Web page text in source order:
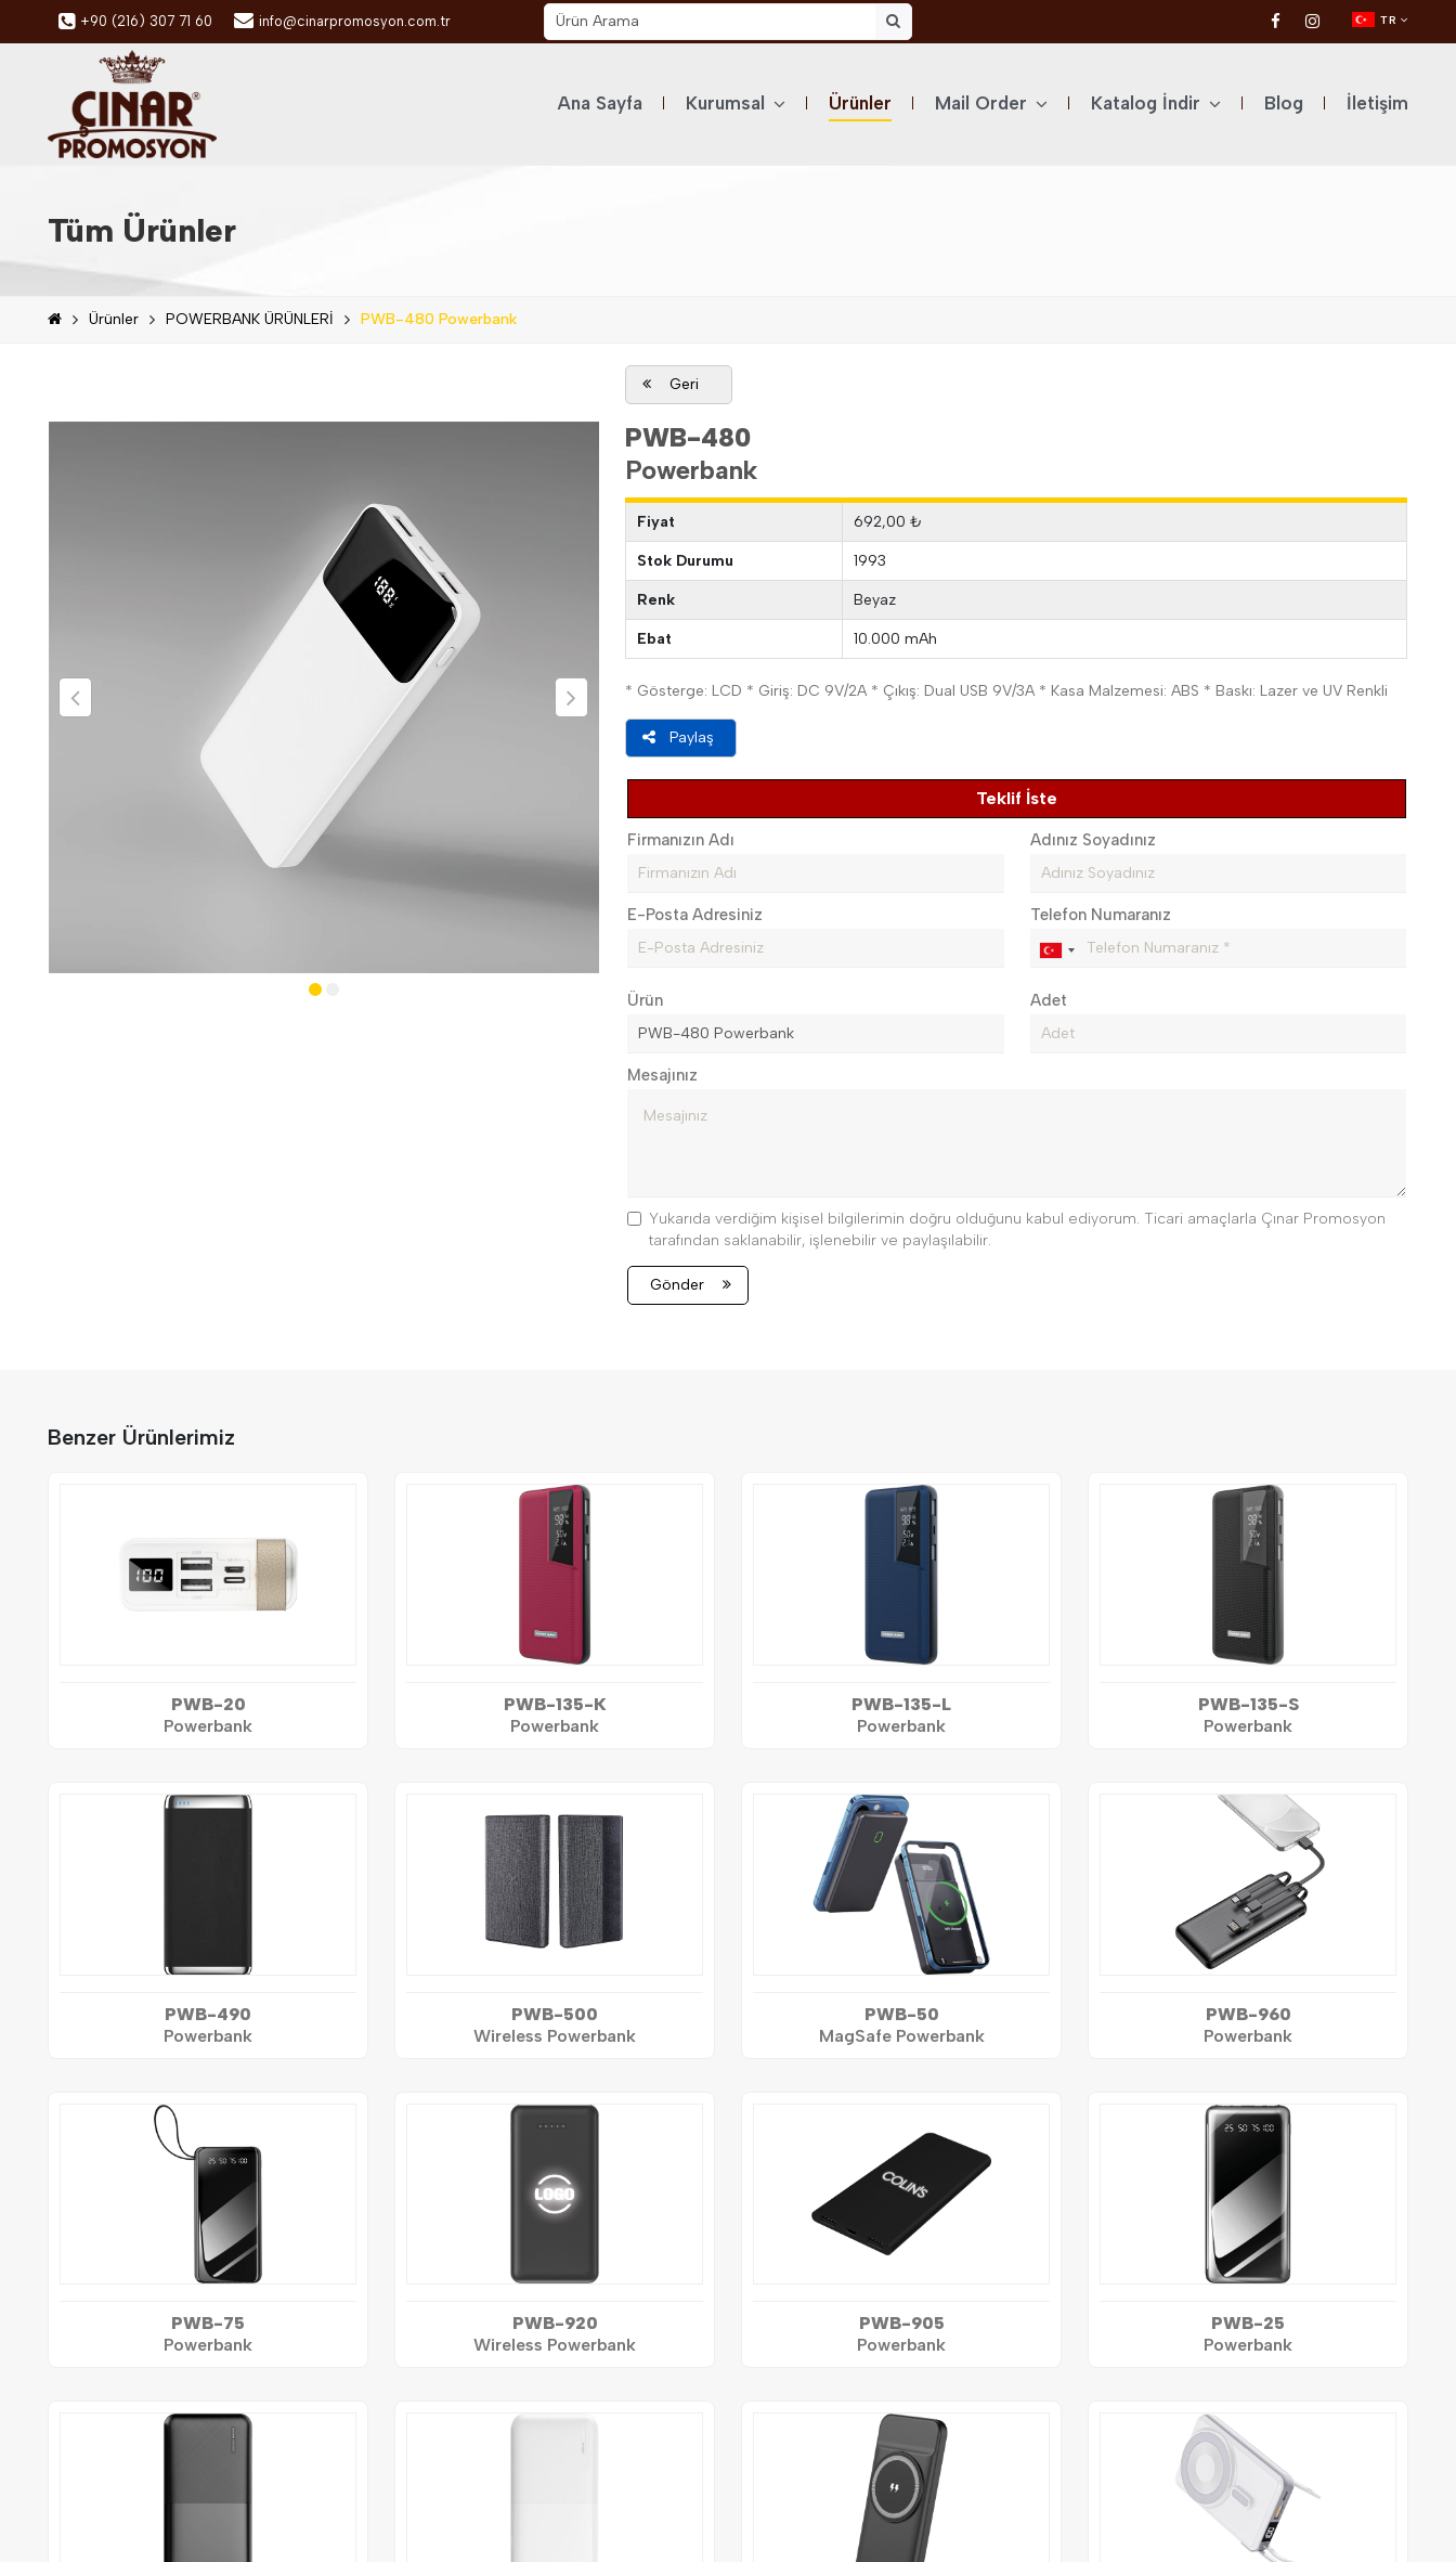
+90 (216) 307 71 60 info@cinarpromosyon.com.tr TR
Ana Sayfa Kurumsal Ürünler Mail Order Katalog İndir Blog İletişim
Tüm Ürünler
Ürünler POWERBANK ÜRÜNLERİ PWB-480 Powerbank
Geri
PWB-480
Powerbank
Fiyat 692,00 ₺
Stok Durumu 1993
Renk Beyaz
Ebat 10.000 mAh
* Gösterge: LCD * Giriş: DC 9V/2A * Çıkış: Dual USB 9V/3A * Kasa Malzemesi: ABS * Baskı: Lazer ve UV Renkli
Paylaş
Teklif İste
Firmanızın Adı Adınız Soyadınız
E-Posta Adresiniz Telefon Numaranız
Ürün Adet
Mesajınız
Yukarıda verdiğim kişisel bilgilerimin doğru olduğunu kabul ediyorum. Ticari amaçlarla Çınar Promosyon
tarafından saklanabilir, işlenebilir ve paylaşılabilir.
Gönder
Benzer Ürünlerimiz
PWB-20
Powerbank
PWB-135-K
Powerbank
PWB-135-L
Powerbank
PWB-135-S
Powerbank
PWB-490
Powerbank
PWB-500
Wireless Powerbank
PWB-50
MagSafe Powerbank
PWB-960
Powerbank
PWB-75
Powerbank
PWB-920
Wireless Powerbank
PWB-905
Powerbank
PWB-25
Powerbank